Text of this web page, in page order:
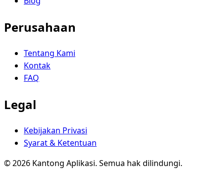
Perusahaan
Tentang Kami
Kontak
FAQ
Legal
Kebijakan Privasi
Syarat & Ketentuan
© 2026 Kantong Aplikasi. Semua hak dilindungi.